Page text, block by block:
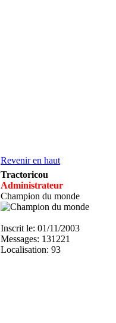
Revenir en haut
Tractoricou
Administrateur
Champion du monde
Inscrit le: 01/11/2003
Messages: 131221
Localisation: 93